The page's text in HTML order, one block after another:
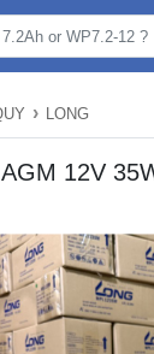
› LONG
12V